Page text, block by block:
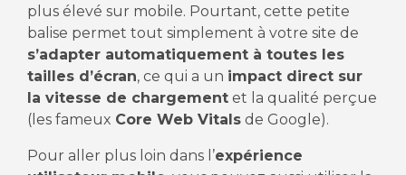
plus élevé sur mobile. Pourtant, cette petite
balise permet tout simplement à votre site de
s’adapter automatiquement à toutes les
tailles d’écran, ce qui a un impact direct sur
la vitesse de chargementet la qualité perçue
(les fameux Core Web Vitalsde Google).
Pour aller plus loin dans l’expérience